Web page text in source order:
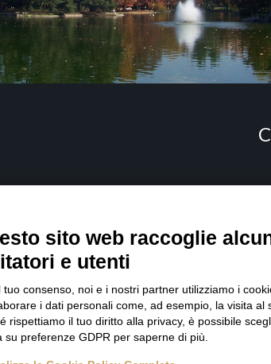
Facebook Instagram
| BOTTON D'ORO 2 di Davide De Podestà - Via Giuseppe
sito web raccoglie
e utenti
tuo consenso, noi e i nostri partner utilizziamo i
i dati personali come, ad esempio, la visita al
rispettiamo il tuo diritto alla privacy, è possibile
su preferenze GDPR per saperne di più.